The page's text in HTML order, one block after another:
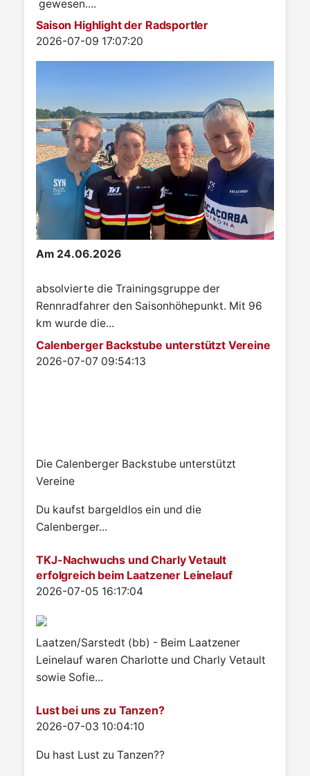
gewesen....
Saison Highlight der Radsportler
Details
2026-07-09 17:07:20
Am 24.06.2026
absolvierte die Trainingsgruppe der
Rennradfahrer den Saisonhöhepunkt. Mit 96
km wurde die...
Calenberger Backstube unterstützt Vereine
Details
2026-07-07 09:54:13
Die Calenberger Backstube unterstützt
Vereine
Du kaufst bargeldlos ein und die
Calenberger...
TKJ-Nachwuchs und Charly Vetault
erfolgreich beim Laatzener Leinelauf
Details
2026-07-05 16:17:04
Laatzen/Sarstedt (bb) - Beim Laatzener
Leinelauf waren Charlotte und Charly Vetault
sowie Sofie...
Lust bei uns zu Tanzen?
Details
2026-07-03 10:04:10
Du hast Lust zu Tanzen??